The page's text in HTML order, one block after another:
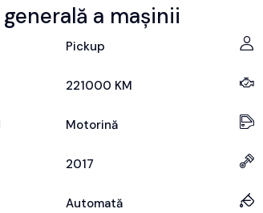
a mașinii
Pickup
221000 KM
Motorină
2017
Automată